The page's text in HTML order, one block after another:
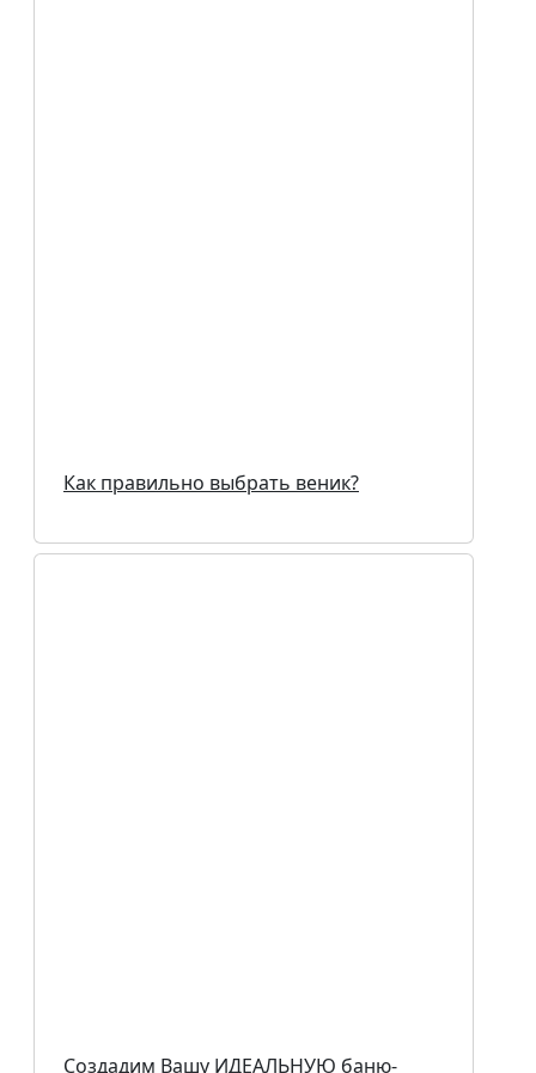
Как правильно выбрать веник?
Создадим Вашу ИДЕАЛЬНУЮ баню-